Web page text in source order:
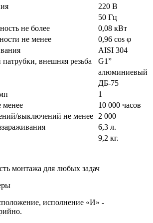
220 В
50 Гц
не более
0,08 кВт
не менее
0,96 cos φ
AISI 304
внешняя резьба
G1”
алюминиевый
ДБ-75
1
менее
10 000 часов
выключений не менее
2 000
6,3 л.
9,2 кг.
монтажа для любых задач
исполнение «И» -